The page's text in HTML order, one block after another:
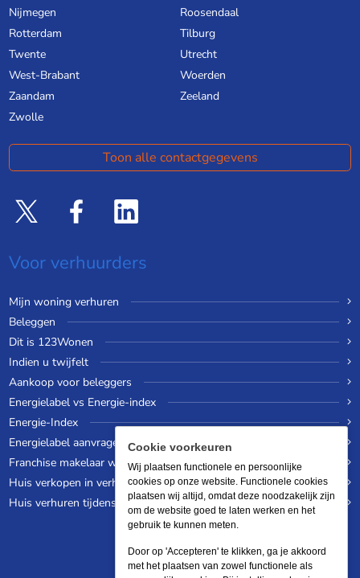
Nijmegen
Roosendaal
Rotterdam
Tilburg
Twente
Utrecht
West-Brabant
Woerden
Zaandam
Zeeland
Zwolle
Toon alle contactgegevens
Voor verhuurders
Mijn woning verhuren
Beleggen
Dit is 123Wonen
Indien u twijfelt
Aankoop voor beleggers
Energielabel vs Energie-index
Energie-Index
Energielabel aanvragen
Franchise makelaar worden
Huis verkopen in verhuurde staat
Huis verhuren tijdens een wereldreis
Cookie voorkeuren
Wij plaatsen functionele en persoonlijke
cookies op onze website. Functionele cookies
plaatsen wij altijd, omdat deze noodzakelijk zijn
om de website goed te laten werken en het
gebruik te kunnen meten.
Door op 'Accepteren' te klikken, ga je akkoord
met het plaatsen van zowel functionele als